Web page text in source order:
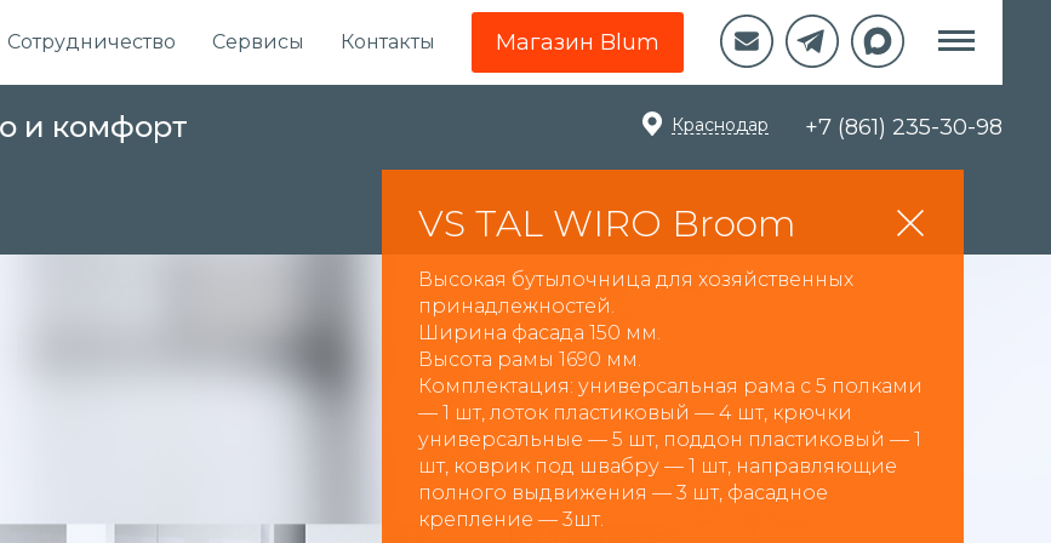
Сотрудничество Сервисы Контакты Магазин Blum
и комфорт Краснодар +7 (861) 235-30-98
VS TAL WIRO Broom
Высокая бутылочница для хозяйственных
принадлежностей.
Ширина фасада 150 мм.
Высота рамы 1690 мм.
Комплектация: универсальная рама с 5 полками
— 1 шт, лоток пластиковый — 4 шт, крючки
универсальные — 5 шт, поддон пластиковый — 1
шт, коврик под швабру — 1 шт, направляющие
полного выдвижения — 3 шт, фасадное
крепление — 3шт.